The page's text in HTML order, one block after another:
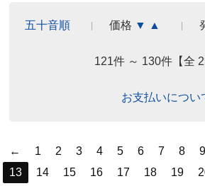
五十音順 価格 ▼ ▲
121件 ～ 130件【全
お支払いについ
← 1 2 3 4 5 6 7 8 9
13
14 15 16 17 18 19